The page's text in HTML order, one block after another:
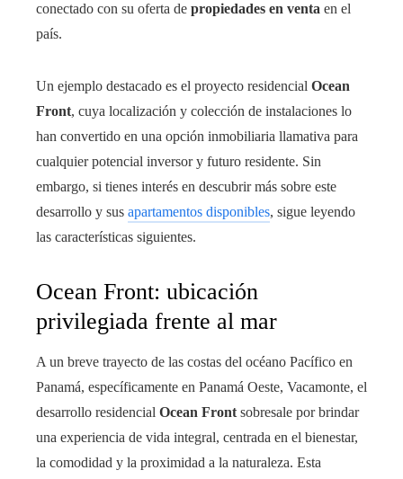
conectado con su oferta de propiedades en venta en el
país.
Un ejemplo destacado es el proyecto residencial Ocean
Front, cuya localización y colección de instalaciones lo
han convertido en una opción inmobiliaria llamativa para
cualquier potencial inversor y futuro residente. Sin
embargo, si tienes interés en descubrir más sobre este
desarrollo y sus apartamentos disponibles, sigue leyendo
las características siguientes.
Ocean Front: ubicación
privilegiada frente al mar
A un breve trayecto de las costas del océano Pacífico en
Panamá, específicamente en Panamá Oeste, Vacamonte, el
desarrollo residencial Ocean Front sobresale por brindar
una experiencia de vida integral, centrada en el bienestar,
la comodidad y la proximidad a la naturaleza. Esta